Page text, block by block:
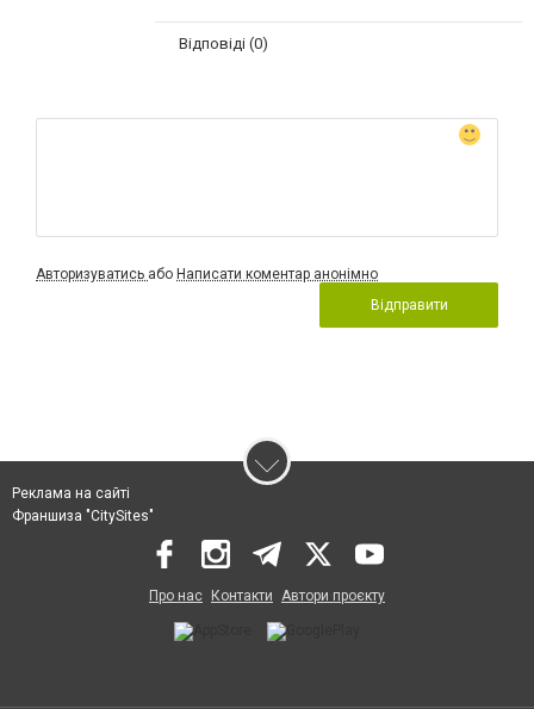
Відповіді (0)
Авторизуватись або Написати коментар анонімно
Відправити
Реклама на сайті
Франшиза "CitySites"
Про нас Контакти Автори проєкту